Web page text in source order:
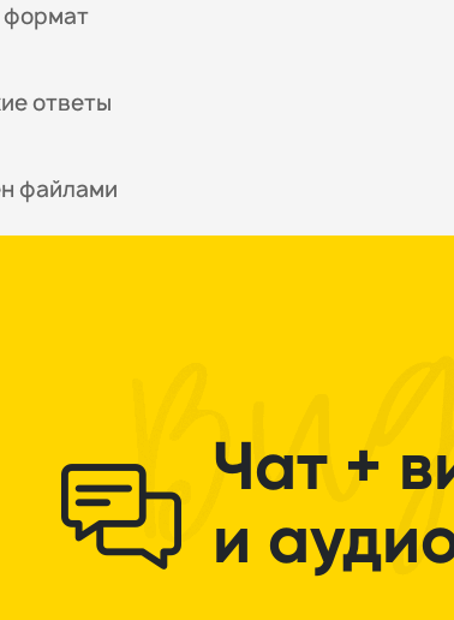
формат
ответы
файлами
Чат +
и